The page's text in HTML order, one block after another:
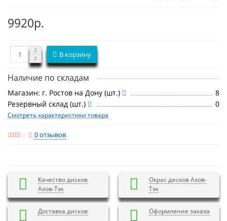
9920р.
В корзину
Наличие по складам
Магазин: г. Ростов на Дону (шт.)
8
Резервный склад (шт.)
0
Смотреть характеристики товара
0 отзывов
Качество дисков
Азов-Тэк
Окрас дисков Азов-
Тэк
Доставка дисков Оформление заказа